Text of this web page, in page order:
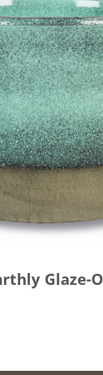
Glaze-
Ocean 920/14